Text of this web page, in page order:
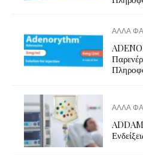
ΑΛΛΑ
ΑΛΛΑ